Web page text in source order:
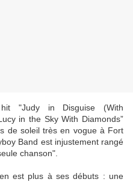
hit "Judy in Disguise (With
in the Sky With Diamonds”
de soleil très en vogue à Fort
Band est injustement rangé
chanson".
est plus à ses débuts : une